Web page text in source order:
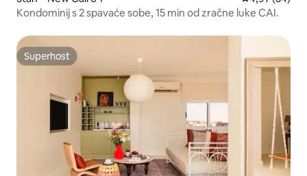
Kondominij s 2 spavaće sobe, 15 min od zračne luke CAI.
Superhost
Superhost